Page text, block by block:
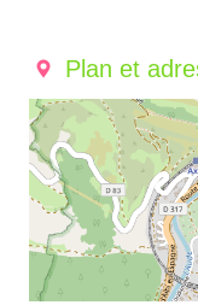
Plan et